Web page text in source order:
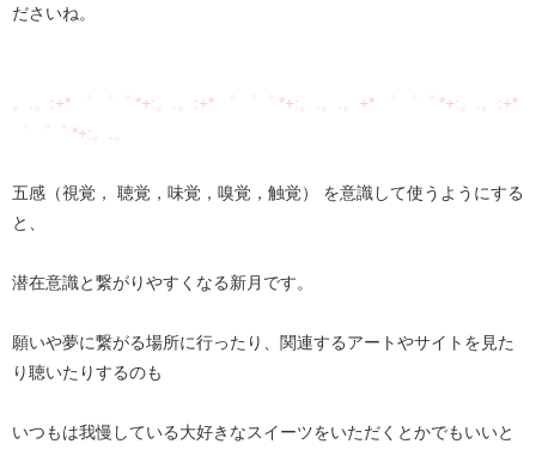
ださいね。
。.。:+* ゜ ゜゜ *+:。.。:+* ゜ ゜゜ *+:。.。.。+* ゜ ゜゜ *+:。.。:+*
゜ ゜゜ *+:。.。
五感（視覚， 聴覚，味覚，嗅覚，触覚） を意識して使うようにする
と、
潜在意識と繋がりやすくなる新月です。
願いや夢に繋がる場所に行ったり、関連するアートやサイトを見た
り聴いたりするのも
いつもは我慢している大好きなスイーツをいただくとかでもいいと